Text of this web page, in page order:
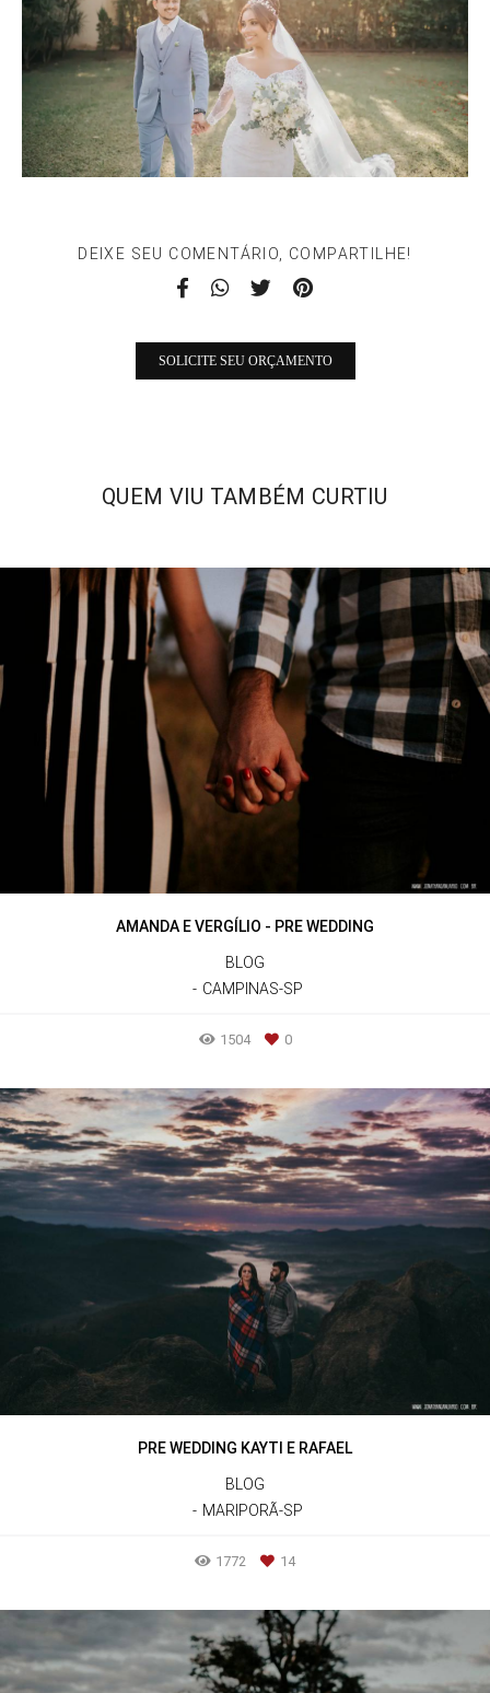
DEIXE SEU COMENTÁRIO, COMPARTILHE!
SOLICITE SEU ORÇAMENTO
QUEM VIU TAMBÉM CURTIU
AMANDA E VERGÍLIO - PRE WEDDING
BLOG
CAMPINAS-SP
1504 0
PRE WEDDING KAYTI E RAFAEL
BLOG
MARIPORÃ-SP
1772 14